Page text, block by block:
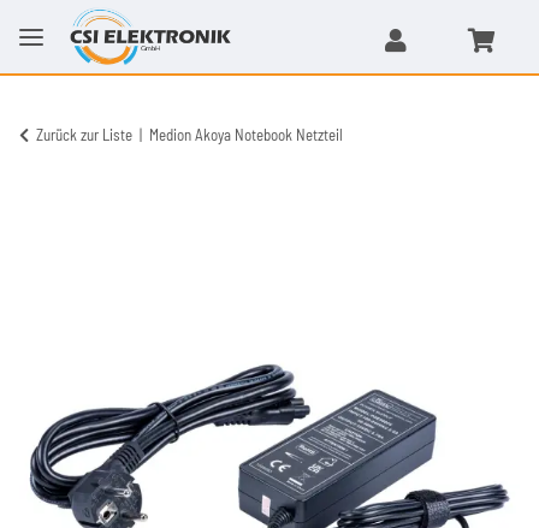
Zurück zur Liste Medion Akoya Notebook Netzteil